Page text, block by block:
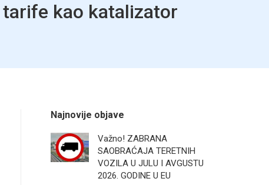
kao katalizator
Najnovije objave
Važno! ZABRANA
SAOBRAĆAJA TERETNIH
VOZILA U JULU I AVGUSTU
2026. GODINE U EU